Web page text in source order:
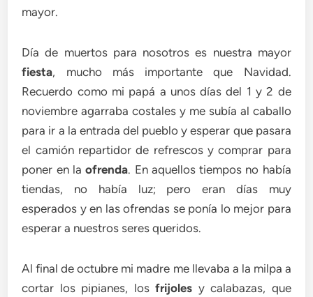
mayor.
Día de muertos para nosotros es nuestra mayor
fiesta, mucho más importante que Navidad.
Recuerdo como mi papá a unos días del 1 y 2 de
noviembre agarraba costales y me subía al caballo
para ir a la entrada del pueblo y esperar que pasara
el camión repartidor de refrescos y comprar para
poner en laofrenda. En aquellos tiempos no había
tiendas, no había luz; pero eran días muy
esperados y en las ofrendas se ponía lo mejor para
esperar a nuestros seres queridos.
Al final de octubre mi madre me llevaba a la milpa a
cortar los pipianes, losfrijoles y calabazas, que